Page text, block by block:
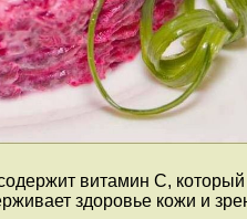
витамин С,
здоровье кожи и